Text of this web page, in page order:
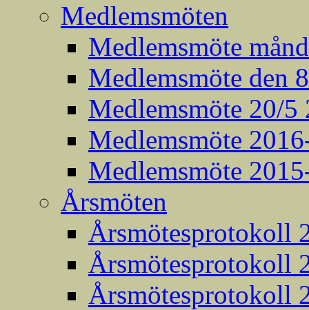
Medlemsmöten
Medlemsmöte
Medlemsmöte den
Medlemsmöte 20/5
Medlemsmöte
Medlemsmöte
Årsmöten
Årsmötesprotokoll
Årsmötesprotokoll
Årsmötesprotokoll